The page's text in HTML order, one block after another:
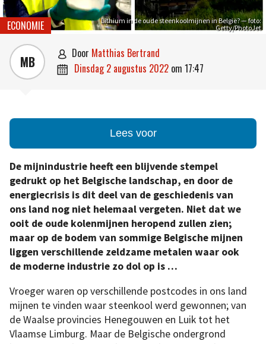
Lithium in de oude steenkoolmijnen in België? — foto:
Getty/PhotoJet
ECONOMIE
MB  door Matthias Bertrand
 dinsdag 2 augustus 2022 om 17:47
Lees voor
De mijnindustrie heeft een blijvende stempel
gedrukt op het Belgische landschap, en door de
energiecrisis is dit deel van de geschiedenis van
ons land nog niet helemaal vergeten. Niet dat we
ooit de oude kolenmijnen heropend zullen zien;
maar op de bodem van sommige Belgische mijnen
liggen verschillende zeldzame metalen waar ook
de moderne industrie zo dol op is …
Vroeger waren op verschillende postcodes in ons land
mijnen te vinden waar steenkool werd gewonnen; van
de Waalse provincies Henegouwen en Luik tot het
Vlaamse Limburg. Maar de Belgische ondergrond